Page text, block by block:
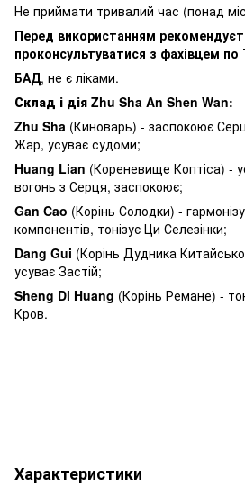
Не приймати тривалий час (понад
Перед використанням
проконсультуватися з фахівцем
БАД, не є ліками.
Склад і дія Zhu Sha An Shen Wan:
Zhu Sha (Киноварь) - заспокоює
Жар, усуває судоми;
Huang Lian (Кореневище Коптіса) -
вогонь з Серця, заспокоює;
Gan Cao (Корінь Солодки) -
компонентів, тонізує Ци Селезінки;
Dang Gui (Корінь Дудника
усуває Застій;
Sheng Di Huang (Корінь Ремане) -
Кров.
Характеристики